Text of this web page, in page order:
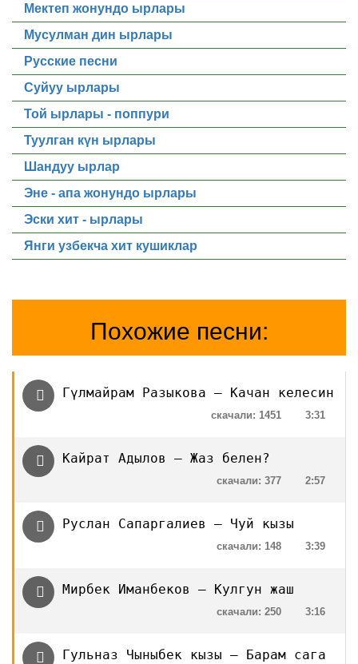
Мектеп жонундо ырлары
Мусулман дин ырлары
Русские песни
Суйуу ырлары
Той ырлары - поппури
Туулган күн ырлары
Шандуу ырлар
Эне - апа жонундо ырлары
Эски хит - ырлары
Янги узбекча хит кушиклар
Похожие песни:
Гүлмайрам Разыкова — Качан келесин
3:31
скачали: 1451
Кайрат Адылов — Жаз белен?
2:57
скачали: 377
Руслан Сапаргалиев — Чуй кызы
3:39
скачали: 148
Мирбек Иманбеков — Кулгун жаш
3:16
скачали: 250
Гульназ Чыныбек кызы — Барам сага